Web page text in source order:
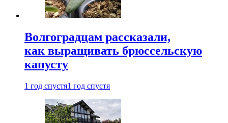
Волгоградцам рассказали,
как выращивать брюссельскую
капусту
1 год спустя1 год спустя